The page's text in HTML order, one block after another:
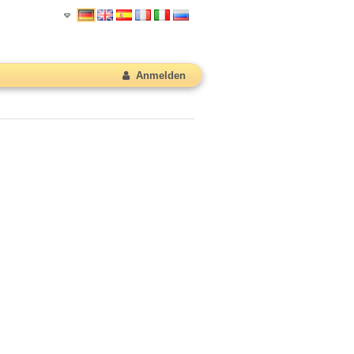
Anmelden